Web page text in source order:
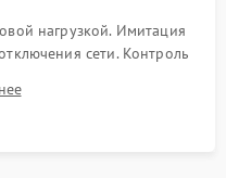
нагрузкой. Имитация
сети. Контроль
режима и
сигнала.